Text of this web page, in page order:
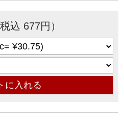
税込 677円）